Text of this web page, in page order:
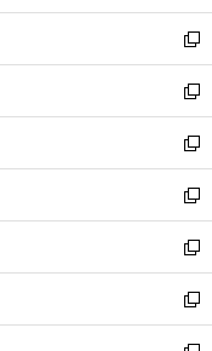
開
く
ウ
で
開
く
ン
ド
ウ
で
開
く
ウ
ィ
ン
ド
ウ
で
開
く
新
し
い
ウ
ィ
ン
ド
ウ
で
開
く
新
し
い
ウ
ィ
ン
ド
ウ
で
開
新
し
い
ウ
ィ
ン
ド
ウ
新
し
い
ウ
ィ
ン
新
し
い
ウ
新
し